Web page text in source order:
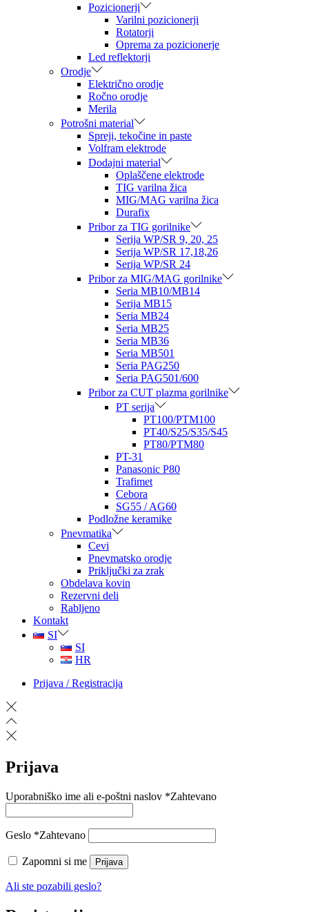
Pozicionerji
Varilni pozicionerji
Rotatorji
Oprema za pozicionerje
Led reflektorji
Orodje
Električno orodje
Ročno orodje
Merila
Potrošni material
Spreji, tekočine in paste
Volfram elektrode
Dodajni material
Oplaščene elektrode
TIG varilna žica
MIG/MAG varilna žica
Durafix
Pribor za TIG gorilnike
Serija WP/SR 9, 20, 25
Serija WP/SR 17,18,26
Serija WP/SR 24
Pribor za MIG/MAG gorilnike
Seria MB10/MB14
Serija MB15
Seria MB24
Seria MB25
Seria MB36
Seria MB501
Seria PAG250
Seria PAG501/600
Pribor za CUT plazma gorilnike
PT serija
PT100/PTM100
PT40/S25/S35/S45
PT80/PTM80
PT-31
Panasonic P80
Trafimet
Cebora
SG55 / AG60
Podložne keramike
Pnevmatika
Cevi
Pnevmatsko orodje
Priključki za zrak
Obdelava kovin
Rezervni deli
Rabljeno
Kontakt
SI
SI
HR
Prijava / Registracija
Prijava
Uporabniško ime ali e-poštni naslov *Zahtevano
Geslo *Zahtevano
Zapomni si me Prijava
Ali ste pozabili geslo?